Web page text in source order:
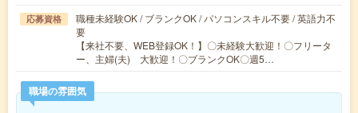
応募資格
職種未経験OK / ブランクOK / パソコンスキル不要 / 英語力不
要
【来社不要、WEB登録OK！】〇未経験大歓迎！〇フリータ
ー、主婦(夫) 大歓迎！〇ブランクOK〇週5…
職場の雰囲気